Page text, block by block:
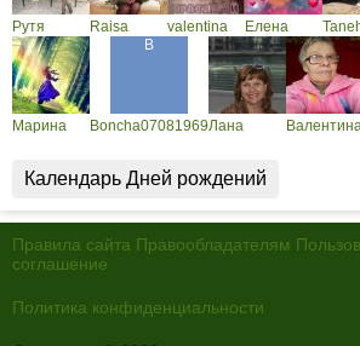
Рутя Raisa valentina Елена
Марина Boncha07081969Лана
Календарь Дней рождений
Правила сайта Правообладателям
соглашение
Политика конфиденциальности